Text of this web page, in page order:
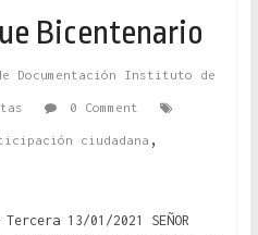
Bicentenario
Documentación Instituto de
0 Comment
ciudadana ,
13/01/2021 SEÑOR